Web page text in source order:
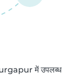
में उपलब्ध